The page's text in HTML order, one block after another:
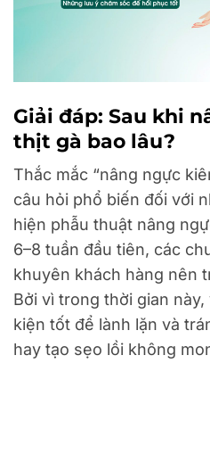
Giải đáp: Sau khi
thịt gà bao lâu?
Thắc mắc “nâng ngực
câu hỏi phổ biến đối với
hiện phẫu thuật nâng
6–8 tuần đầu tiên, các
khuyên khách hàng nên
Bởi vì trong thời gian
kiện tốt để lành lặn và
hay tạo sẹo lồi không